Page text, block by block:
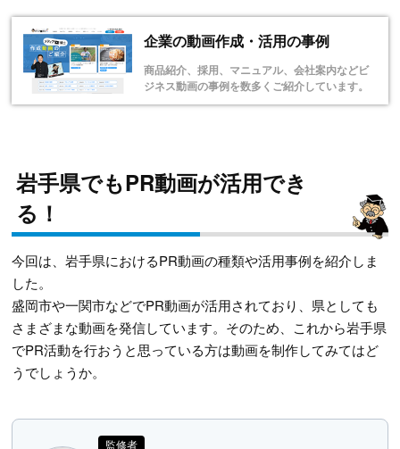
企業の動画作成・活用の事例
商品紹介、採用、マニュアル、会社案内などビ
ジネス動画の事例を数多くご紹介しています。
岩手県でもPR動画が活用でき
る！
今回は、岩手県におけるPR動画の種類や活用事例を紹介しま
した。
盛岡市や一関市などでPR動画が活用されており、県としても
さまざまな動画を発信しています。そのため、これから岩手県
でPR活動を行おうと思っている方は動画を制作してみてはど
うでしょうか。
監修者